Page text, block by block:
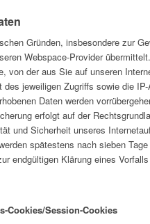
Gründen, insbesondere zur
Webspace-Provider
von der aus Sie auf unseren
des jeweiligen Zugriffs sowie die
Daten werden
erfolgt auf der
und Sicherheit unseres
spätestens nach sieben
endgültigen Klärung eines
Cookies/Session-Cookies